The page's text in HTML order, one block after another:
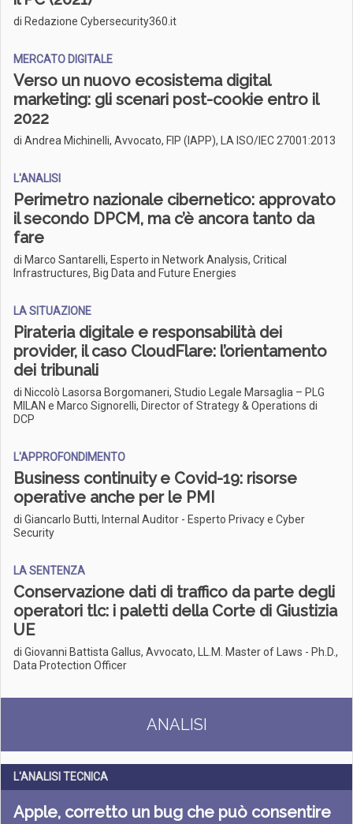
di Redazione Cybersecurity360.it
MERCATO DIGITALE
Verso un nuovo ecosistema digital
marketing: gli scenari post-cookie entro il
2022
di Andrea Michinelli, Avvocato, FIP (IAPP), LA ISO/IEC 27001:2013
L'ANALISI
Perimetro nazionale cibernetico: approvato
il secondo DPCM, ma c’è ancora tanto da
fare
di Marco Santarelli, Esperto in Network Analysis, Critical
Infrastructures, Big Data and Future Energies
LA SITUAZIONE
Pirateria digitale e responsabilità dei
provider, il caso CloudFlare: l’orientamento
dei tribunali
di Niccolò Lasorsa Borgomaneri, Studio Legale Marsaglia – PLG
MILAN e Marco Signorelli, Director of Strategy & Operations di
DCP
L'APPROFONDIMENTO
Business continuity e Covid-19: risorse
operative anche per le PMI
di Giancarlo Butti, Internal Auditor - Esperto Privacy e Cyber
Security
LA SENTENZA
Conservazione dati di traffico da parte degli
operatori tlc: i paletti della Corte di Giustizia
UE
di Giovanni Battista Gallus, Avvocato, LL.M. Master of Laws - Ph.D.,
Data Protection Officer
ANALISI
L'ANALISI TECNICA
Apple, corretto un bug che può consentire